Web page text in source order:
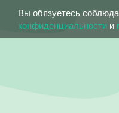
Вы обязуетесь
конфиденциальности и